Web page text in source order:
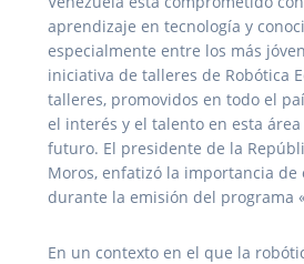
aprendizaje en tecnología y
especialmente entre los más
iniciativa de talleres de Robótica
talleres, promovidos en todo el
el interés y el talento en esta
futuro. El presidente de la
Moros, enfatizó la importancia de
durante la emisión del programa
En un contexto en el que la